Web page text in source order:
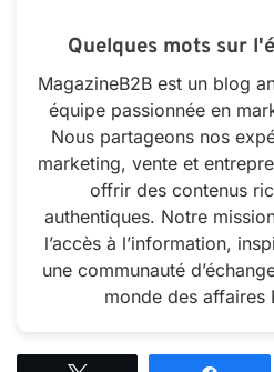
Quelques mots sur
MagazineB2B est un blog
équipe passionnée en
Nous partageons nos
marketing, vente et
offrir des contenus
authentiques. Notre
l’accès à l’information,
une communauté
monde des affaires